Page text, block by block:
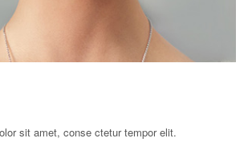
sit amet, conse ctetur tempor elit.